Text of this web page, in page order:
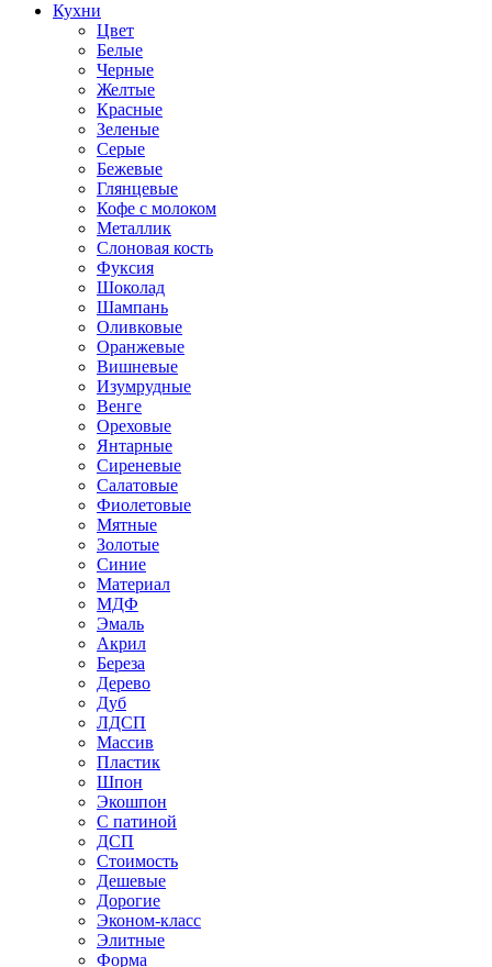
Кухни
Цвет
Белые
Черные
Желтые
Красные
Зеленые
Серые
Бежевые
Глянцевые
Кофе с молоком
Металлик
Слоновая кость
Фуксия
Шоколад
Шампань
Оливковые
Оранжевые
Вишневые
Изумрудные
Венге
Ореховые
Янтарные
Сиреневые
Салатовые
Фиолетовые
Мятные
Золотые
Синие
Материал
МДФ
Эмаль
Акрил
Береза
Дерево
Дуб
ЛДСП
Массив
Пластик
Шпон
Экошпон
С патиной
ДСП
Стоимость
Дешевые
Дорогие
Эконом-класс
Элитные
Форма